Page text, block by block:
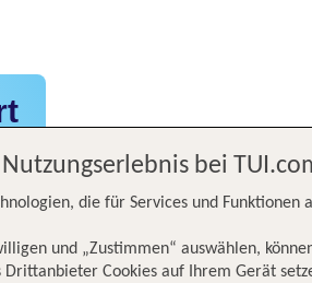
bei
die für Services und Funktionen
und „Zustimmen“ auswählen,
Cookies auf Ihrem Gerät